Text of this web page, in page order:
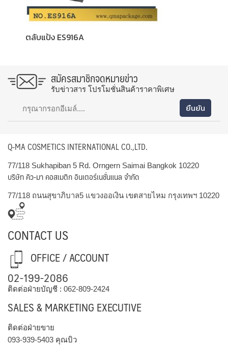
ตลับแป้ง ES916A
สมัครสมาชิกจดหมายข่าว
รับข่าวสาร โปรโมชั่นสินค้าราคาพิเศษ
Q-MA COSMETICS INTERNATIONAL CO.,LTD.
77/118 Sukhapiban 5 Rd. Orngern Saimai Bangkok 10220
บริษัท คิว-มา คอสเมติก อินเตอร์เนชั่นแนล จำกัด
77/118 ถนนสุขาภิบาล5 แขวงออเงิน เขตสายไหม กรุงเทพฯ 10220
CONTACT US
OFFICE / ACCOUNT
02-199-2086
ติดต่อฝ่ายบัญชี : 062-809-2424
SALES & MARKETING EXECUTIVE
ติดต่อฝ่ายขาย
093-939-5403 คุณบิว